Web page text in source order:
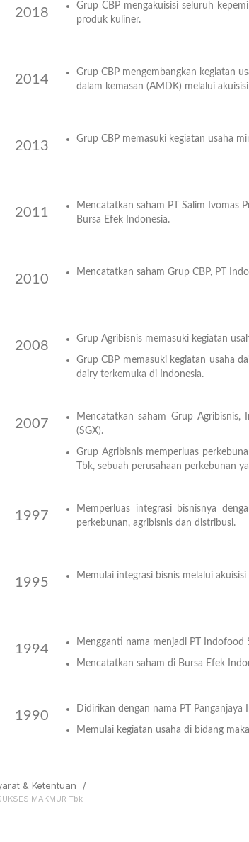
2018
Grup CBP mengakuisisi seluruh
produk kuliner.
2014
Grup CBP mengembangkan kegiatan
dalam kemasan (AMDK) melalui
2013 Grup CBP memasuki kegiatan usaha
2011
Mencatatkan saham PT Salim Ivomas
Bursa Efek Indonesia.
2010 Mencatatkan saham Grup CBP, PT
2008 Grup Agribisnis memasuki kegiatan
Grup CBP memasuki kegiatan usaha
dairy terkemuka di Indonesia.
2007
Mencatatkan saham Grup Agribisnis,
(SGX).
Grup Agribisnis memperluas
Tbk, sebuah perusahaan perkebunan
1997
Memperluas integrasi bisnisnya
perkebunan, agribisnis dan distribusi.
1995 Memulai integrasi bisnis melalui
1994 Mengganti nama menjadi PT Indofood
Mencatatkan saham di Bursa Efek
1990 Didirikan dengan nama PT Panganjaya
Memulai kegiatan usaha di bidang
& Ketentuan /
MAKMUR Tbk